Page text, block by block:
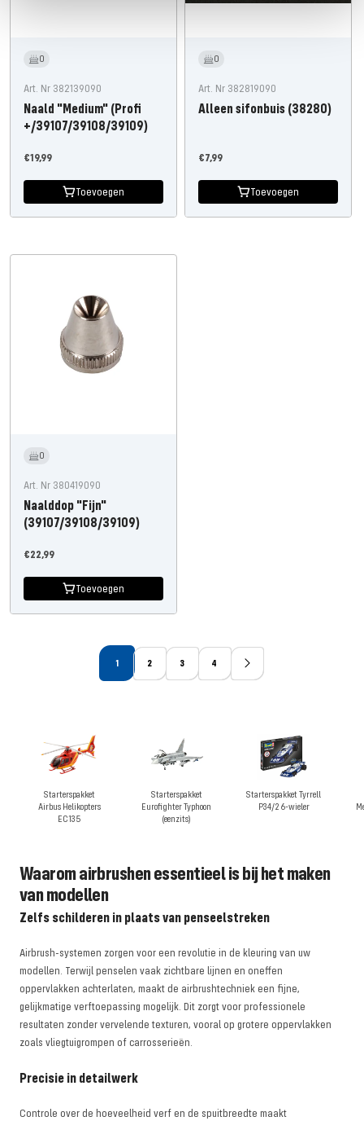
0
Art. Nr 382139090
Naald "Medium" (Profi
+/39107/39108/39109)
Aanbiedingsprijs
€19,99
Toevoegen
0
Art. Nr 382819090
Alleen sifonbuis (38280)
Aanbiedingsprijs
€7,99
Toevoegen
0
Art. Nr 380419090
Naalddop "Fijn"
(39107/39108/39109)
Aanbiedingsprijs
€22,99
Toevoegen
1 2 3 4
Starterspakket
Airbus Helikopters
EC135
Starterspakket
Eurofighter Typhoon
(eenzits)
Starterspakket Tyrrell
P34/2 6-wieler
Waarom airbrushen essentieel is bij het maken
van modellen
Zelfs schilderen in plaats van penseelstreken
Airbrush-systemen zorgen voor een revolutie in de kleuring van uw
modellen. Terwijl penselen vaak zichtbare lijnen en oneffen
oppervlakken achterlaten, maakt de airbrushtechniek een fijne,
gelijkmatige verftoepassing mogelijk. Dit zorgt voor professionele
resultaten zonder vervelende texturen, vooral op grotere oppervlakken
zoals vliegtuigrompen of carrosserieën.
Precisie in detailwerk
Controle over de hoeveelheid verf en de spuitbreedte maakt